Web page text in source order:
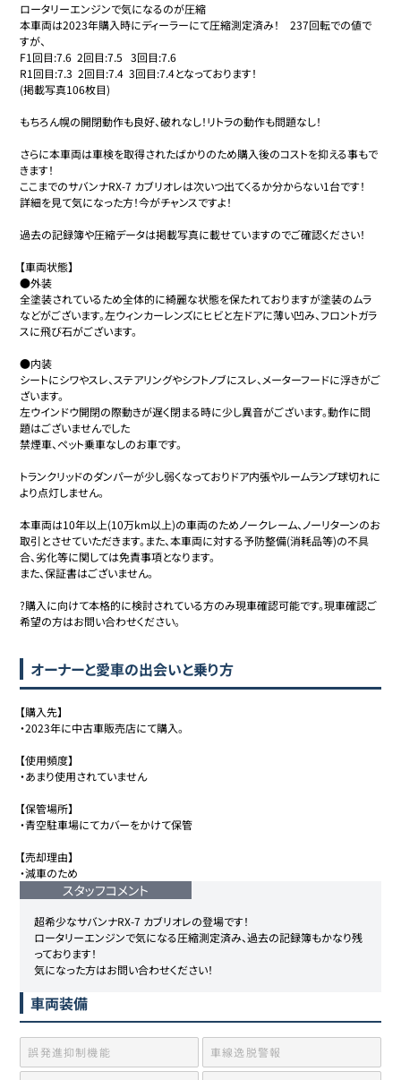
ロータリーエンジンで気になるのが圧縮
本車両は2023年購入時にディーラーにて圧縮測定済み！　237回転での値で
すが、
F1回目:7.6  2回目:7.5   3回目:7.6
R1回目:7.3  2回目:7.4  3回目:7.4となっております！
(掲載写真106枚目)
もちろん幌の開閉動作も良好、破れなし！リトラの動作も問題なし！
さらに本車両は車検を取得されたばかりのため購入後のコストを抑える事もで
きます！
ここまでのサバンナRX-7 カブリオレは次いつ出てくるか分からない1台です！
詳細を見て気になった方！今がチャンスですよ！
過去の記録簿や圧縮データは掲載写真に載せていますのでご確認ください！
【車両状態】
●外装
全塗装されているため全体的に綺麗な状態を保たれておりますが塗装のムラ
などがございます。左ウィンカーレンズにヒビと左ドアに薄い凹み、フロントガラ
スに飛び石がございます。
●内装
シートにシワやスレ、ステアリングやシフトノブにスレ、メーターフードに浮きがご
ざいます。
左ウインドウ開閉の際動きが遅く閉まる時に少し異音がございます。動作に問
題はございませんでした
禁煙車、ペット乗車なしのお車です。
トランクリッドのダンパーが少し弱くなっておりドア内張やルームランプ球切れに
より点灯しません。
本車両は10年以上(10万km以上)の車両のためノークレーム、ノーリターンのお
取引とさせていただきます。また、本車両に対する予防整備(消耗品等)の不具
合、劣化等に関しては免責事項となります。
また、保証書はございません。
?購入に向けて本格的に検討されている方のみ現車確認可能です。現車確認ご
希望の方はお問い合わせください。
オーナーと愛車の出会いと乗り方
【購入先】
・2023年に中古車販売店にて購入。
【使用頻度】
・あまり使用されていません
【保管場所】
・青空駐車場にてカバーをかけて保管
【売却理由】
・減車のため
スタッフコメント
超希少なサバンナRX-7 カブリオレの登場です！
ロータリーエンジンで気になる圧縮測定済み、過去の記録簿もかなり残
っております！
気になった方はお問い合わせください！
車両装備
誤発進抑制機能 車線逸脱警報